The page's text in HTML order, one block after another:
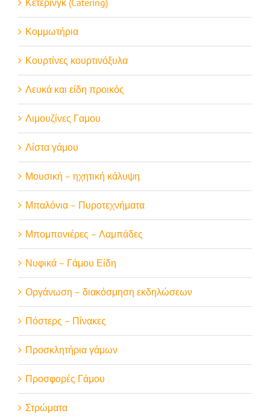
Κομμωτήρια
Κουρτίνες κουρτινόξυλα
Λευκά και είδη προικός
Λιμουζίνες Γαμου
Λίστα γάμου
Μουσική – ηχητική κάλυψη
Μπαλόνια – Πυροτεχνήματα
Μπομπονιέρες – Λαμπάδες
Νυφικά – Γάμου Είδη
Οργάνωση – διακόσμηση εκδηλώσεων
Πόστερς – Πίνακες
Προσκλητήρια γάμων
Προσφορές Γάμου
Στρώματα